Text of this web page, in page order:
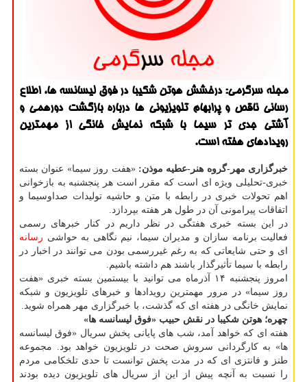
مجله سرگرمی: درخشش هوتن شكیبا در فوق لیسانسه ها، اطلاع
رسانی ناقص و پرابهام تلویزیونی ها درباره بازگشت دورهمی و
آشتی جدی تر سیما با شبكه نمایش خانگی از مهمترین
رویدادهای هفته است.
خبرگزاری مهر-گروه هنر-عطیه موذن:«هفت روز سیما» عنوان بسته
خبری-تحلیلی ویژه ای است كه مقرر است هر پنجشنبه به بازخوانی
اهم تحولات خبری در رابطه با متن و حاشیه تولیدات صداوسیما و
اتفاقات پیرامونی آن در طول هر هفته بپردازد.
در این بسته خبری هفتگی در نظر داریم در كنار خبرهای رسمی
فعالیت برنامه سازان و مدیران سیما، نیم نگاهی به حواشی رسانه
ای و حتی شایعاتی كه به رغم غیررسمی بودن می توانند در اخبار در
رابطه با سیما تأثیرگذار باشند هم داشته باشیم.
امروز پنجشنبه ۱۴ آذرماه می توانید با بیستمین بسته خبری «هفت
روز سیما» در مرور مهمترین رویدادها و خبرهای تلویزیون و شبكه
نمایش خانگی در هفته ای كه گذشت، با خبرگزاری مهر همراه شوید.
چهره؛ هوتن شكیبا در نقش حبیب «فوق لیسانسه ها»
هفته ای كه خواهد آمد، شب های پایانی پخش سریال «فوق لیسانسه
ها» به كارگردانی سروش صحت در تلویزیون خواهد بود. مجموعه
طنز و فانتزی ای كه در مدت پخش توانست تا حدی تلخكامی مردم
را نسبت به آنچه پیش از این از سریال های تلویزیون دیده بودند